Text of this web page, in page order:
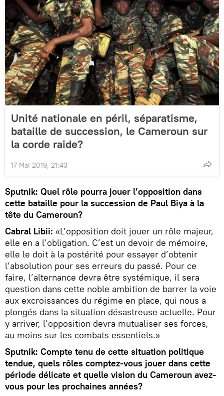
Unité nationale en péril, séparatisme,
bataille de succession, le Cameroun sur
la corde raide?
17 Mai 2019, 21:43
Sputnik: Quel rôle pourra jouer l’opposition dans
cette bataille pour la succession de Paul Biya à la
tête du Cameroun?
Cabral Libii: «L’opposition doit jouer un rôle majeur,
elle en a l’obligation. C’est un devoir de mémoire,
elle le doit à la postérité pour essayer d’obtenir
l’absolution pour ses erreurs du passé. Pour ce
faire, l’alternance devra être systémique, il sera
question dans cette noble ambition de barrer la voie
aux excroissances du régime en place, qui nous a
plongés dans la situation désastreuse actuelle. Pour
y arriver, l’opposition devra mutualiser ses forces,
au moins sur les combats essentiels.»
Sputnik: Compte tenu de cette situation politique
tendue, quels rôles comptez-vous jouer dans cette
période délicate et quelle vision du Cameroun avez-
vous pour les prochaines années?